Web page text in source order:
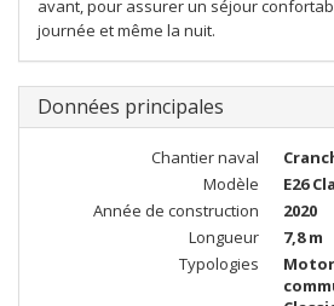
avant, pour assurer un séjour
journée et même la nuit.
Données principales
Chantier naval
Modèle
E26
Année de construction
2020
Longueur
7,8 m
Typologies